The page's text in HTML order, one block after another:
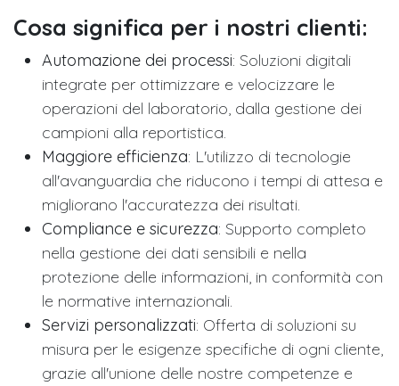
Cosa significa per i nostri clienti:
Automazione dei processi: Soluzioni digitali
integrate per ottimizzare e velocizzare le
operazioni del laboratorio, dalla gestione dei
campioni alla reportistica.
Maggiore efficienza: L'utilizzo di tecnologie
all'avanguardia che riducono i tempi di attesa e
migliorano l'accuratezza dei risultati.
Compliance e sicurezza: Supporto completo
nella gestione dei dati sensibili e nella
protezione delle informazioni, in conformità con
le normative internazionali.
Servizi personalizzati: Offerta di soluzioni su
misura per le esigenze specifiche di ogni cliente,
grazie all'unione delle nostre competenze e